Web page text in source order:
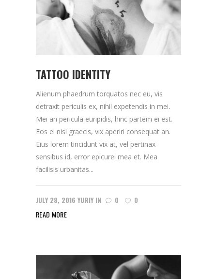
TATTOO IDENTITY
Alienum phaedrum torquatos nec eu, vis
detraxit periculis ex, nihil expetendis in mei.
Mei an pericula euripidis, hinc partem ei est.
Eos ei nisl graecis, vix aperiri consequat an.
Eius lorem tincidunt vix at, vel pertinax
sensibus id, error epicurei mea et. Mea
facilisis urbanitas...
JULY 28, 2016 YURIY IN 0
0
READ MORE